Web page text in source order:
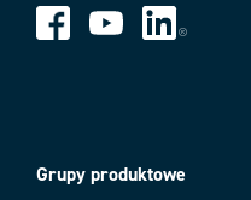
Grupy produktowe